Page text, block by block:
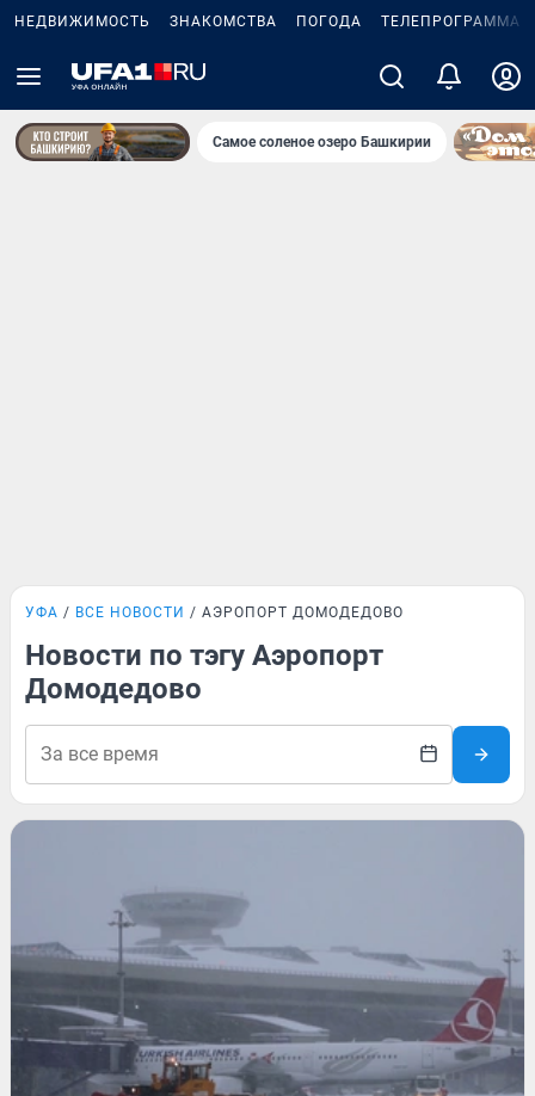
НЕДВИЖИМОСТЬ ЗНАКОМСТВА ПОГОДА ТЕЛЕПРОГРАММА
Самое соленое озеро Башкирии
УФА ВСЕ НОВОСТИ АЭРОПОРТ ДОМОДЕДОВО
Новости по тэгу Аэропорт
Домодедово